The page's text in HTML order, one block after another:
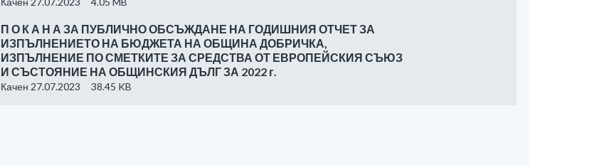
П О К А Н А ЗА ПУБЛИЧНО ОБСЪЖДАНЕ НА ГОДИШНИЯ ОТЧЕТ ЗА
ИЗПЪЛНЕНИЕТО НА БЮДЖЕТА НА ОБЩИНА ДОБРИЧКА,
ИЗПЪЛНЕНИЕ ПО СМЕТКИТЕ ЗА СРЕДСТВА ОТ ЕВРОПЕЙСКИЯ СЪЮЗ
И СЪСТОЯНИЕ НА ОБЩИНСКИЯ ДЪЛГ ЗА 2022 г.
Качен 27.07.2023 38.45 KB